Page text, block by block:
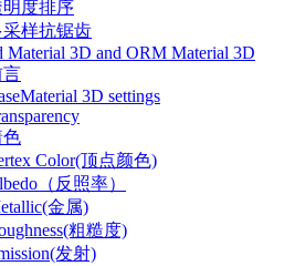
明度排序
采样抗锯齿
Material 3D and ORM Material 3D
言
3D settings
色
Color(顶点颜色)
（反照率）
金属)
粗糙度)
发射)